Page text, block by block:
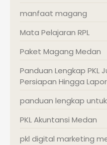
manfaat magang
Mata Pelajaran RPL
Paket Magang Medan
Panduan Lengkap PKL
Persiapan Hingga
panduan lengkap
PKL Akuntansi Medan
pkl digital marketing